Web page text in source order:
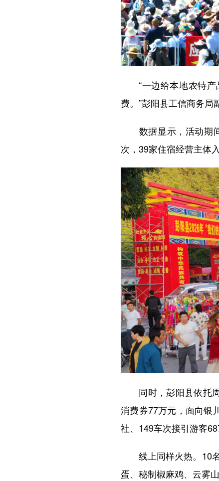
“一边给本地农特产
费。”彭阳县工信商务局
数据显示，活动期间
次，39家住宿经营主体
同时，彭阳县依托周
消费券77万元，面向银
社、149车次接引游客
线上同样火热。10名
蛋、秘制椒麻鸡、云雾